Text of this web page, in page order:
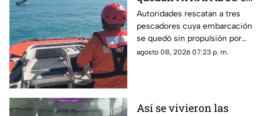
altamar tras falla
mecánica; esto pasó al
final
Autoridades rescatan a tres
pescadores cuya embarcación
se quedó sin propulsión por
una falla mecánica cerca de la
agosto 08, 2026 07:23 p. m.
Así se vivieron las